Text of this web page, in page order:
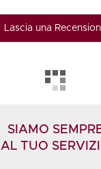
Lascia una
SIAMO
AL TUO